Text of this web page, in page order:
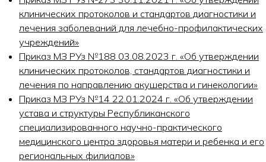
клинических протоколов и стандартов диагностики и
лечения заболеваний для лечебно-профилактических
учреждений»
Приказ МЗ РУз №188 03.08.2023 г. «Об утверждении
клинических протоколов, стандартов диагностики и
лечения по направлению акушерства и гинекологии»
Приказ МЗ РУз №14 22.01.2024 г. «Об утверждении
устава и структуры Республиканского
специализированного научно-практического
медицинского центра здоровья матери и ребенка и его
региональных филиалов»